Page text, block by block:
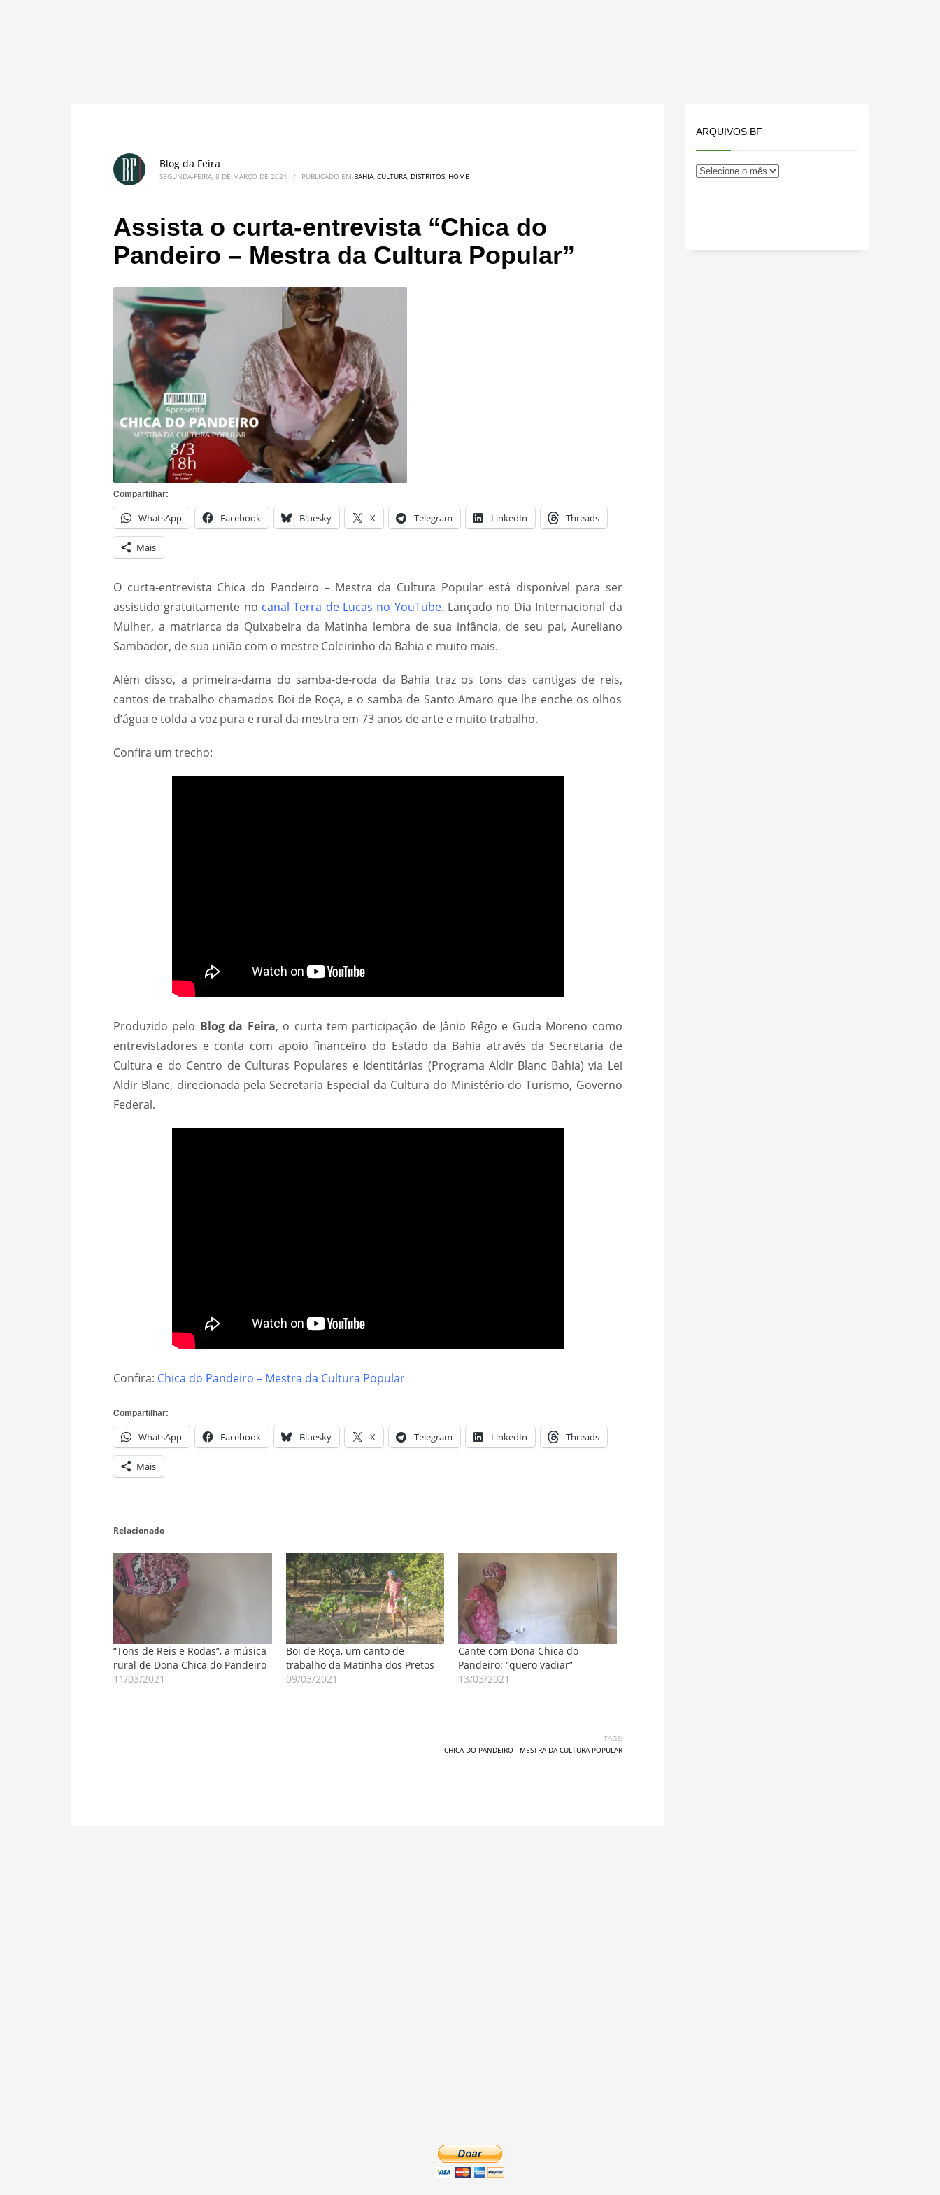
Blog da Feira
SEGUNDA-FEIRA, 8 DE MARÇO DE 2021 / PUBLICADO EM BAHIA, CULTURA, DISTRITOS, HOME
Assista o curta-entrevista “Chica do
Pandeiro – Mestra da Cultura Popular”
Compartilhar:
WhatsApp Facebook Bluesky X Telegram LinkedIn Threads
Mais
O curta-entrevista Chica do Pandeiro – Mestra da Cultura Popular está disponível para ser
assistido gratuitamente no canal Terra de Lucas no YouTube. Lançado no Dia Internacional da
Mulher, a matriarca da Quixabeira da Matinha lembra de sua infância, de seu pai, Aureliano
Sambador, de sua união com o mestre Coleirinho da Bahia e muito mais.
Além disso, a primeira-dama do samba-de-roda da Bahia traz os tons das cantigas de reis,
cantos de trabalho chamados Boi de Roça, e o samba de Santo Amaro que lhe enche os olhos
d’água e tolda a voz pura e rural da mestra em 73 anos de arte e muito trabalho.
Confira um trecho:
Produzido pelo Blog da Feira, o curta tem participação de Jânio Rêgo e Guda Moreno como
entrevistadores e conta com apoio financeiro do Estado da Bahia através da Secretaria de
Cultura e do Centro de Culturas Populares e Identitárias (Programa Aldir Blanc Bahia) via Lei
Aldir Blanc, direcionada pela Secretaria Especial da Cultura do Ministério do Turismo, Governo
Federal.
Confira: Chica do Pandeiro – Mestra da Cultura Popular
Compartilhar:
WhatsApp Facebook Bluesky X Telegram LinkedIn Threads
Mais
Relacionado
“Tons de Reis e Rodas”, a música
rural de Dona Chica do Pandeiro
11/03/2021
Boi de Roça, um canto de
trabalho da Matinha dos Pretos
09/03/2021
Cante com Dona Chica do
Pandeiro: “quero vadiar”
13/03/2021
TAGS:
CHICA DO PANDEIRO - MESTRA DA CULTURA POPULAR
ARQUIVOS BF